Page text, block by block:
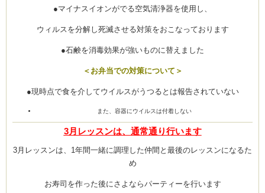
●マイナスイオンがでる空気清浄器を使用し、
ウィルスを分解し死滅させる対策をおこなっております
●石鹸を消毒効果が強いものに替えました
＜お弁当での対策について＞
●現時点で食を介してウイルスがうつるとは報告されていない
また、容器にウイルスは付着しない
3月レッスンは、通常通り行います
3月レッスンは、1年間一緒に調理した仲間と最後のレッスンになるた
め
お寿司を作った後にさよならパーティーを行います